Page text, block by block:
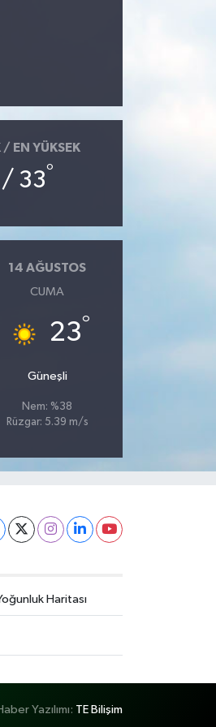
/ EN YÜKSEK
/ 33°
14 AĞUSTOS
CUMA
23°
Güneşli
Nem: %38
Rüzgar: 5.39 m/s
Haritası
Yazılımı: TE Bilişim